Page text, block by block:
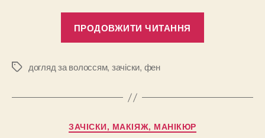
ПРОДОВЖИТИ ЧИТАННЯ
году:
Позначки
догляд за волоссям, зачіски, фен
Категорії
ЗАЧІСКИ, МАКІЯЖ, МАНІКЮР